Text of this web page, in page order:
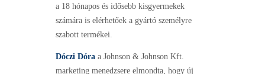
a 18 hónapos és idősebb kisgyermekek
számára is elérhetőek a gyártó személyre
szabott termékei.
Dóczi Dóra a Johnson & Johnson Kft.
marketing menedzsere elmondta, hogy új